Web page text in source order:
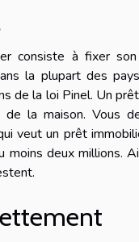
consiste à fixer
la plupart des
de la loi Pinel. Un
la maison. Vous
veut un prêt
deux millions.